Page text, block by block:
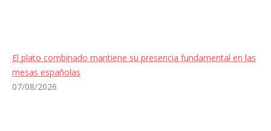
El plato combinado mantiene su presencia fundamental en las
mesas españolas
07/08/2026